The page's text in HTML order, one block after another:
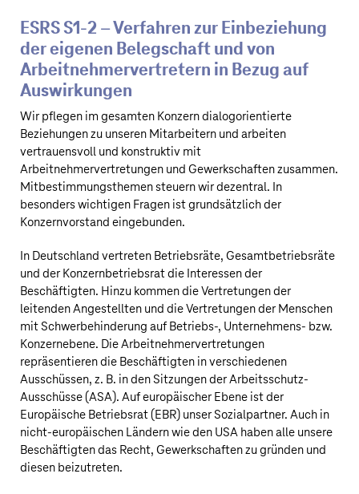
ESRS S1‑2 – Verfahren zur Einbeziehung
der eigenen Belegschaft und von
Arbeitnehmervertretern in Bezug auf
Auswirkungen
Wir pflegen im gesamten Konzern dialogorientierte
Beziehungen zu unseren Mitarbeitern und arbeiten
vertrauensvoll und konstruktiv mit
Arbeitnehmervertretungen und Gewerkschaften zusammen.
Mitbestimmungsthemen steuern wir dezentral. In
besonders wichtigen Fragen ist grundsätzlich der
Konzernvorstand eingebunden.
In Deutschland vertreten Betriebsräte, Gesamtbetriebsräte
und der Konzernbetriebsrat die Interessen der
Beschäftigten. Hinzu kommen die Vertretungen der
leitenden Angestellten und die Vertretungen der Menschen
mit Schwerbehinderung auf Betriebs-, Unternehmens- bzw.
Konzernebene. Die Arbeitnehmervertretungen
repräsentieren die Beschäftigten in verschiedenen
Ausschüssen, z. B. in den Sitzungen der Arbeitsschutz-
Ausschüsse (ASA). Auf europäischer Ebene ist der
Europäische Betriebsrat (EBR) unser Sozialpartner. Auch in
nicht-europäischen Ländern wie den USA haben alle unsere
Beschäftigten das Recht, Gewerkschaften zu gründen und
diesen beizutreten.